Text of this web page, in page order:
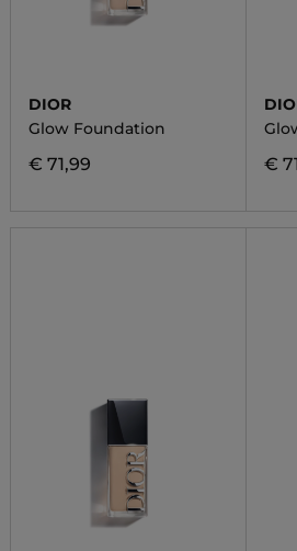
DIOR
Glow Foundation
€ 71,99 €